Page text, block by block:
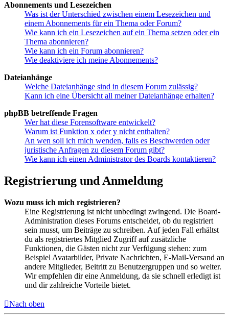
Abonnements und Lesezeichen
Was ist der Unterschied zwischen einem Lesezeichen und
einem Abonnements für ein Thema oder Forum?
Wie kann ich ein Lesezeichen auf ein Thema setzen oder ein
Thema abonnieren?
Wie kann ich ein Forum abonnieren?
Wie deaktiviere ich meine Abonnements?
Dateianhänge
Welche Dateianhänge sind in diesem Forum zulässig?
Kann ich eine Übersicht all meiner Dateianhänge erhalten?
phpBB betreffende Fragen
Wer hat diese Forensoftware entwickelt?
Warum ist Funktion x oder y nicht enthalten?
An wen soll ich mich wenden, falls es Beschwerden oder
juristische Anfragen zu diesem Forum gibt?
Wie kann ich einen Administrator des Boards kontaktieren?
Registrierung und Anmeldung
Wozu muss ich mich registrieren?
Eine Registrierung ist nicht unbedingt zwingend. Die Board-
Administration dieses Forums entscheidet, ob du registriert
sein musst, um Beiträge zu schreiben. Auf jeden Fall erhältst
du als registriertes Mitglied Zugriff auf zusätzliche
Funktionen, die Gästen nicht zur Verfügung stehen: zum
Beispiel Avatarbilder, Private Nachrichten, E-Mail-Versand an
andere Mitglieder, Beitritt zu Benutzergruppen und so weiter.
Wir empfehlen dir eine Anmeldung, da sie schnell erledigt ist
und dir zahlreiche Vorteile bietet.
Nach oben